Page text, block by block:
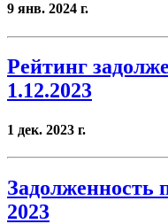
9 янв. 2024 г.
Рейтинг
1.12.2023
1 дек. 2023 г.
Задолженность
2023